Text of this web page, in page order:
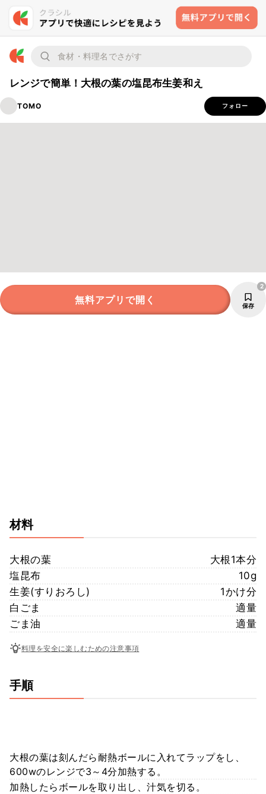
レンジで簡単！大根の葉の塩昆布生姜和え
TOMO フォロー
無料アプリで開く 保存
2
材料
大根の葉
大根1本分
塩昆布
10g
生姜(すりおろし)
1かけ分
白ごま
適量
ごま油
適量
料理を安全に楽しむための注意事項
手順
大根の葉は刻んだら耐熱ボールに入れてラップをし、
600wのレンジで3～4分加熱する。
加熱したらボールを取り出し、汁気を切る。